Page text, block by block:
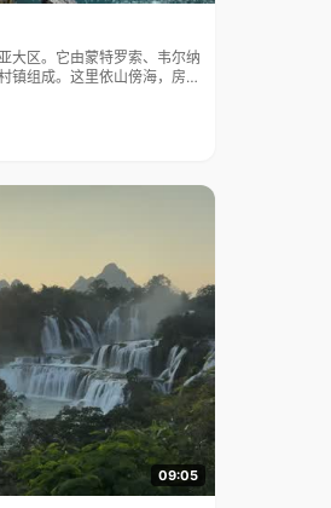
大区。它由蒙特罗索、韦尔纳
镇组成。这里依山傍海，房屋
09:05